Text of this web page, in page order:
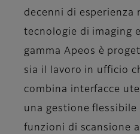
decenni di esperienza
tecnologie di imaging
gamma Apeos è
sia il lavoro in ufficio
combina interfacce
una gestione
funzioni di scansione